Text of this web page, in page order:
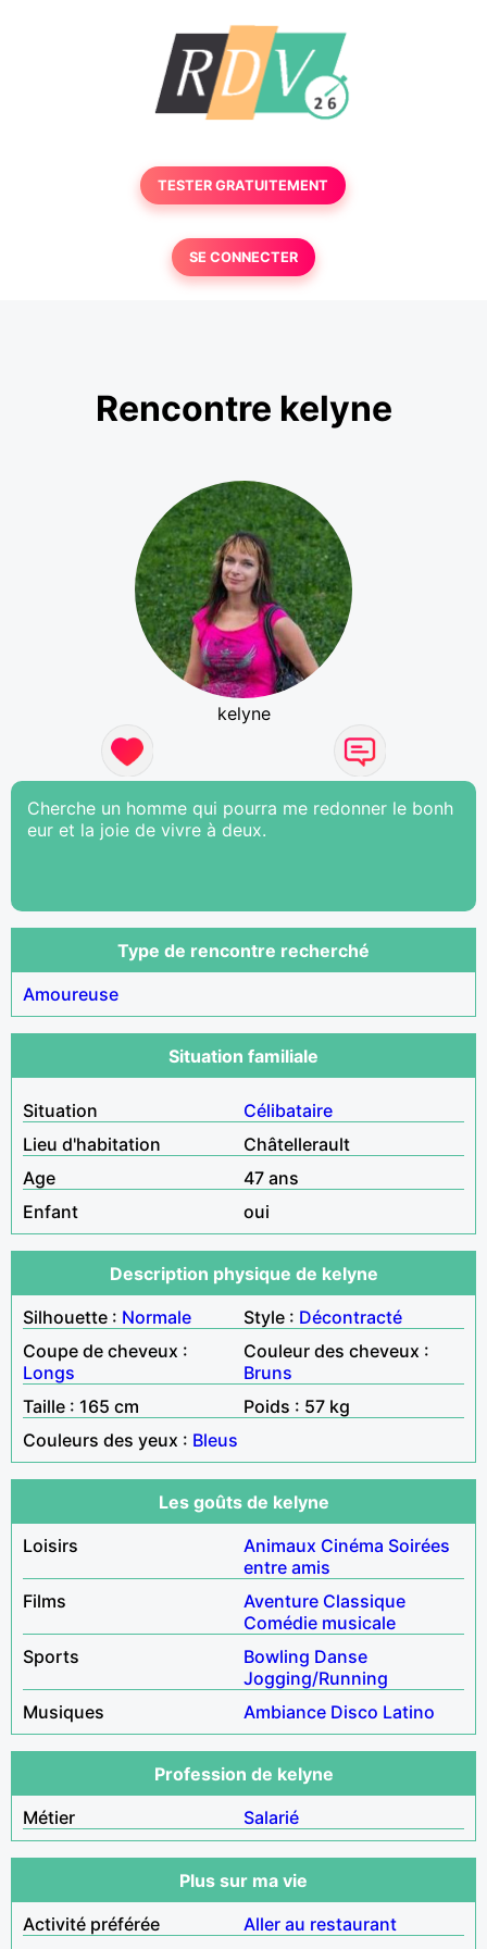
TESTER GRATUITEMENT
SE CONNECTER
Rencontre kelyne
kelyne
Cherche un homme qui pourra me redonner le bonh
eur et la joie de vivre à deux.
Type de rencontre recherché
Amoureuse
Situation familiale
Situation
Célibataire
Lieu d'habitation
Châtellerault
Age
47 ans
Enfant
oui
Description physique de kelyne
Silhouette : Normale Style : Décontracté
Coupe de cheveux :
Longs
Couleur des cheveux :
Bruns
Taille : 165 cm
Poids : 57 kg
Couleurs des yeux : Bleus
Les goûts de kelyne
Loisirs
Animaux Cinéma Soirées
entre amis
Films
Aventure Classique
Comédie musicale
Sports
Bowling Danse
Jogging/Running
Musiques
Ambiance Disco Latino
Profession de kelyne
Métier
Salarié
Plus sur ma vie
Activité préférée
Aller au restaurant